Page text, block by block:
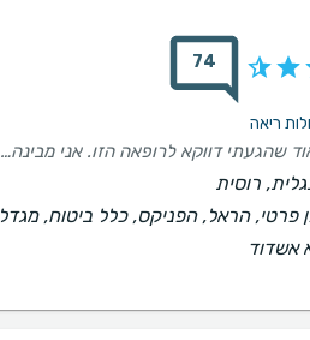
74
אני שמחה מאוד שהגעתי דווקא לרופאה הזו. אני מבינה ומרגישה שהיא מומחית טובה מאוד ורופאה קשובה. היא הסבירה הכל בצורה ברורה, נגישה וממצה. תודה!
רוסית
פרטי, הראל, הפניקס, כלל ביטוח, מגדל
אשדוד